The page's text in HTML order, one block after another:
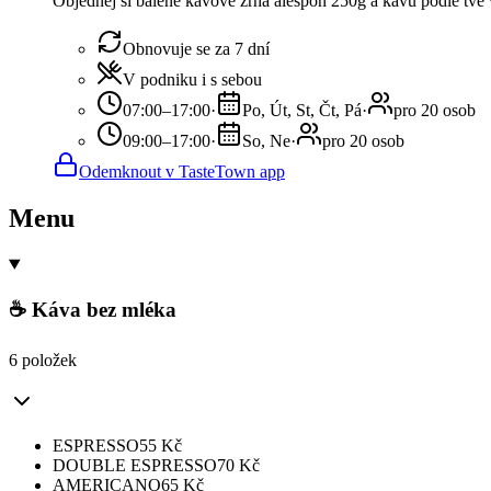
Obnovuje se za 7 dní
V podniku i s sebou
07:00–17:00· Po, Út, St, Čt, Pá·
pro 20 osob
09:00–17:00· So, Ne·
pro 20 osob
Odemknout v TasteTown app
Menu
☕ Káva bez mléka
6 položek
ESPRESSO55 Kč
DOUBLE ESPRESSO70 Kč
AMERICANO65 Kč